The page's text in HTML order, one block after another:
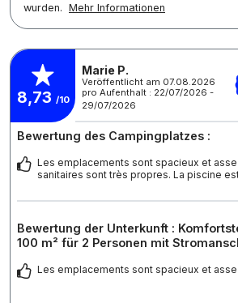
wurden. Mehr Informationen
8,73 /10
Marie P.
Veröffentlicht am 07.08.2026
pro Aufenthalt : 22/07/2026 -
29/07/2026
Bewertung des Campingplatzes :
Les emplacements sont spacieux et
sanitaires sont très propres. La piscine
Bewertung der Unterkunft :
100 m² für 2 Personen mit
Les emplacements sont spacieux et